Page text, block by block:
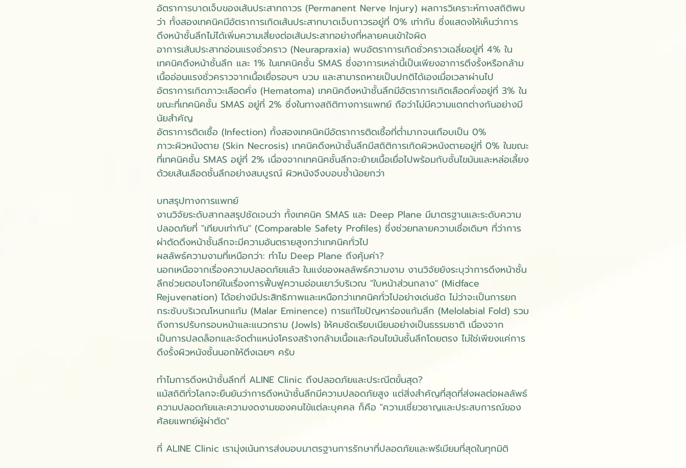
อัตราการบาดเจ็บของเส้นประสาทถาวร (Permanent Nerve Injury) ผลการวิเคราะห์ทางสถิติพบ
ว่า ทั้งสองเทคนิคมีอัตราการเกิดเส้นประสาทบาดเจ็บถาวรอยู่ที่ 0% เท่ากัน ซึ่งแสดงให้เห็นว่าการ
ดึงหน้าชั้นลึกไม่ได้เพิ่มความเสี่ยงต่อเส้นประสาทอย่างที่หลายคนเข้าใจผิด
อาการเส้นประสาทอ่อนแรงชั่วคราว (Neurapraxia) พบอัตราการเกิดชั่วคราวเฉลี่ยอยู่ที่ 4% ใน
เทคนิคดึงหน้าชั้นลึก และ 1% ในเทคนิคชั้น SMAS ซึ่งอาการเหล่านี้เป็นเพียงอาการตึงรั้งหรือกล้าม
เนื้ออ่อนแรงชั่วคราวจากเนื้อเยื่อรอบๆ บวม และสามารถหายเป็นปกติได้เองเมื่อเวลาผ่านไป
อัตราการเกิดภาวะเลือดคั่ง (Hematoma) เทคนิคดึงหน้าชั้นลึกมีอัตราการเกิดเลือดคั่งอยู่ที่ 3% ใน
ขณะที่เทคนิคชั้น SMAS อยู่ที่ 2% ซึ่งในทางสถิติทางการแพทย์ ถือว่าไม่มีความแตกต่างกันอย่างมี
นัยสำคัญ
อัตราการติดเชื้อ (Infection) ทั้งสองเทคนิคมีอัตราการติดเชื้อที่ต่ำมากจนเกือบเป็น 0%
ภาวะผิวหนังตาย (Skin Necrosis) เทคนิคดึงหน้าชั้นลึกมีสถิติการเกิดผิวหนังตายอยู่ที่ 0% ในขณะ
ที่เทคนิคชั้น SMAS อยู่ที่ 2% เนื่องจากเทคนิคชั้นลึกจะย้ายเนื้อเยื่อไปพร้อมกับชั้นไขมันและหล่อเลี้ยง
ด้วยเส้นเลือดชั้นลึกอย่างสมบูรณ์ ผิวหนังจึงบอบช้ำน้อยกว่า
บทสรุปทางการแพทย์
งานวิจัยระดับสากลสรุปชัดเจนว่า ทั้งเทคนิค SMAS และ Deep Plane มีมาตรฐานและระดับความ
ปลอดภัยที่ "เทียบเท่ากัน" (Comparable Safety Profiles) ซึ่งช่วยทลายความเชื่อเดิมๆ ที่ว่าการ
ผ่าตัดดึงหน้าชั้นลึกจะมีความอันตรายสูงกว่าเทคนิคทั่วไป
ผลลัพธ์ความงามที่เหนือกว่า: ทำไม Deep Plane ถึงคุ้มค่า?
นอกเหนือจากเรื่องความปลอดภัยแล้ว ในแง่ของผลลัพธ์ความงาม งานวิจัยยังระบุว่าการดึงหน้าชั้น
ลึกช่วยตอบโจทย์ในเรื่องการฟื้นฟูความอ่อนเยาว์บริเวณ "ใบหน้าส่วนกลาง" (Midface
Rejuvenation) ได้อย่างมีประสิทธิภาพและเหนือกว่าเทคนิคทั่วไปอย่างเด่นชัด ไม่ว่าจะเป็นการยก
กระชับบริเวณโหนกแก้ม (Malar Eminence) การแก้ไขปัญหาร่องแก้มลึก (Melolabial Fold) รวม
ถึงการปรับกรอบหน้าและแนวกราม (Jowls) ให้คมชัดเรียบเนียนอย่างเป็นธรรมชาติ เนื่องจาก
เป็นการปลดล็อกและจัดตำแหน่งโครงสร้างกล้ามเนื้อและก้อนไขมันชั้นลึกโดยตรง ไม่ใช่เพียงแค่การ
ดึงรั้งผิวหนังชั้นนอกให้ตึงเฉยๆ ครับ
ทำไมการดึงหน้าชั้นลึกที่ ALINE Clinic ถึงปลอดภัยและประณีตขั้นสุด?
แม้สถิติทั่วโลกจะยืนยันว่าการดึงหน้าชั้นลึกมีความปลอดภัยสูง แต่สิ่งสำคัญที่สุดที่ส่งผลต่อผลลัพธ์
ความปลอดภัยและความงดงามของคนไข้แต่ละบุคคล ก็คือ "ความเชี่ยวชาญและประสบการณ์ของ
ศัลยแพทย์ผู้ผ่าตัด"
ที่ ALINE Clinic เรามุ่งเน้นการส่งมอบมาตรฐานการรักษาที่ปลอดภัยและพรีเมียมที่สุดในทุกมิติ